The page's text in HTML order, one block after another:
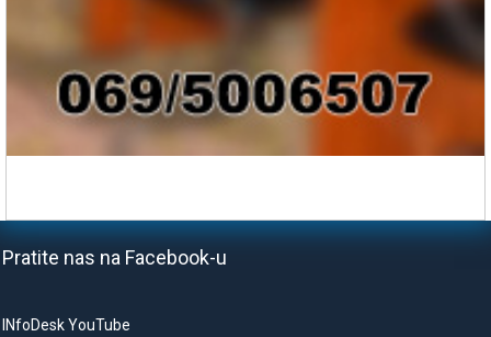
Pratite nas na Facebook-u
INfoDesk YouTube